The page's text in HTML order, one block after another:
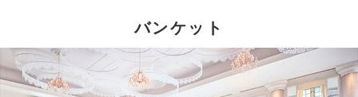
バンケット